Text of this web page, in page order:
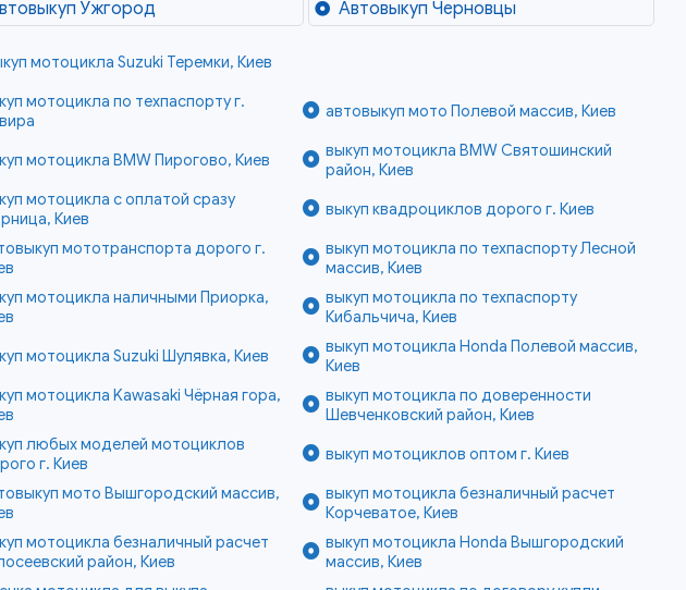
Ужгород
Автовыкуп Черновцы
мотоцикла Suzuki Теремки, Киев
мотоцикла по техпаспорту г.
автовыкуп мото Полевой массив, Киев
мотоцикла BMW Пирогово, Киев
выкуп мотоцикла BMW Святошинский
район, Киев
мотоцикла с оплатой сразу
Киев
выкуп квадроциклов дорого г. Киев
мототранспорта дорого г.
выкуп мотоцикла по техпаспорту Лесной
массив, Киев
мотоцикла наличными Приорка,
выкуп мотоцикла по техпаспорту
Кибальчича, Киев
мотоцикла Suzuki Шулявка, Киев
выкуп мотоцикла Honda Полевой массив,
Киев
мотоцикла Kawasaki Чёрная гора,
выкуп мотоцикла по доверенности
Шевченковский район, Киев
любых моделей мотоциклов
г. Киев
выкуп мотоциклов оптом г. Киев
мото Вышгородский массив,
выкуп мотоцикла безналичный расчет
Корчеватое, Киев
мотоцикла безналичный расчет
район, Киев
выкуп мотоцикла Honda Вышгородский
массив, Киев